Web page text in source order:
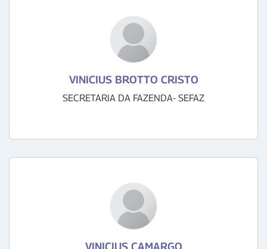
VINICIUS BROTTO CRISTO
SECRETARIA DA FAZENDA- SEFAZ
VINICIUS CAMARGO